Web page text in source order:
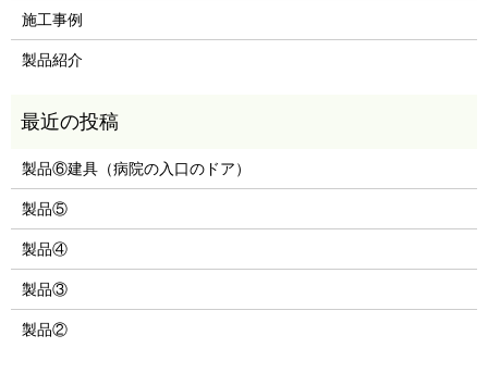
施工事例
製品紹介
製品⑥建具（病院の入口のドア）
製品⑤
製品④
製品③
製品②